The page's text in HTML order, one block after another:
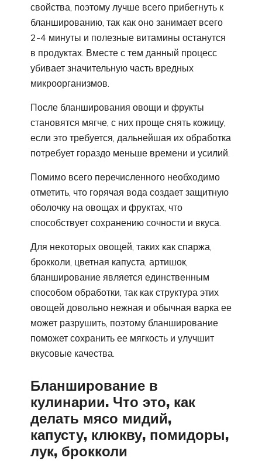
свойства, поэтому лучше всего прибегнуть к
бланшированию, так как оно занимает всего
2-4 минуты и полезные витамины останутся
в продуктах. Вместе с тем данный процесс
убивает значительную часть вредных
микроорганизмов.
После бланширования овощи и фрукты
становятся мягче, с них проще снять кожицу,
если это требуется, дальнейшая их обработка
потребует гораздо меньше времени и усилий.
Помимо всего перечисленного необходимо
отметить, что горячая вода создает защитную
оболочку на овощах и фруктах, что
способствует сохранению сочности и вкуса.
Для некоторых овощей, таких как спаржа,
брокколи, цветная капуста, артишок,
бланширование является единственным
способом обработки, так как структура этих
овощей довольно нежная и обычная варка ее
может разрушить, поэтому бланширование
поможет сохранить ее мягкость и улучшит
вкусовые качества.
Бланширование в
кулинарии. Что это, как
делать мясо мидий,
капусту, клюкву, помидоры,
лук, брокколи